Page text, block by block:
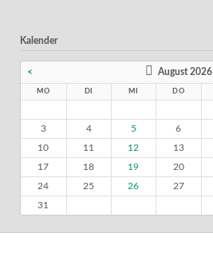
Kalender
< August 2026
MO DI MI DO
3
4 5 6
10
11 12 13
17
18 19 20
24
25 26 27
31